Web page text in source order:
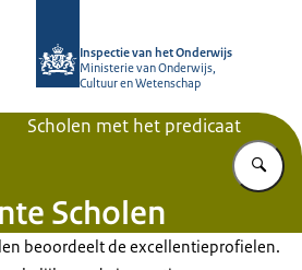
Inspectie van het Onderwijs
Ministerie van Onderwijs,
Cultuur en Wetenschap
Scholen met het predicaat
Scholen
beoordeelt de excellentieprofielen.